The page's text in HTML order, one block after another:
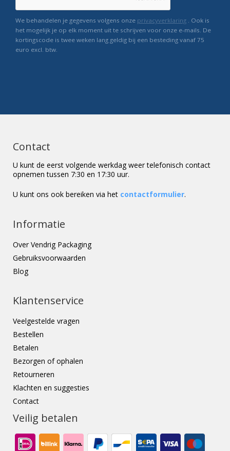
We behandelen je gegevens volgens onze privacyverklaring . Ook is
het mogelijk je op elk moment uit te schrijven voor onze e-mails. De
kortingscode is twee weken lang geldig bij een besteding vanaf 75
euro excl. btw.
Contact
U kunt de eerst volgende werkdag weer telefonisch contact
opnemen tussen 7:30 en 17:30 uur.
U kunt ons ook bereiken via het contactformulier.
Informatie
Over Vendrig Packaging
Gebruiksvoorwaarden
Blog
Klantenservice
Veelgestelde vragen
Bestellen
Betalen
Bezorgen of ophalen
Retourneren
Klachten en suggesties
Contact
Veilig betalen